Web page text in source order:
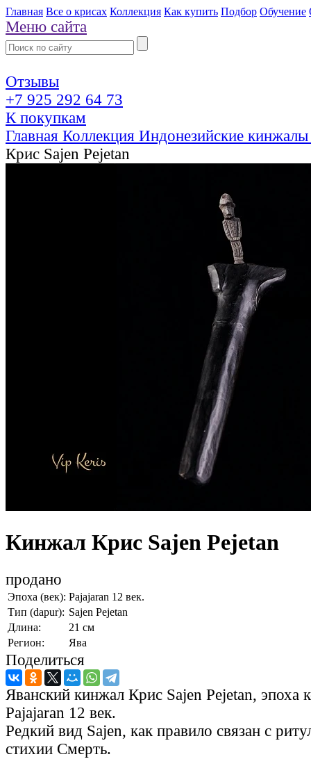
Главная Все о крисах Коллекция Как купить Подбор Обучение
Меню сайта
Отзывы
+7 925 292 64 73
К покупкам
Главная Коллекция Индонезийские
Крис Sajen Pejetan
Кинжал Крис Sajen Pejetan
продано
Эпоха (век): Pajajaran 12 век.
Тип (dapur): Sajen Pejetan
Длина:
21 см
Регион:
Ява
Поделиться
Яванский кинжал Крис Sajen Pejetan, эпоха
Pajajaran 12 век.
Редкий вид Sajen, как правило связан с
стихии Смерть.